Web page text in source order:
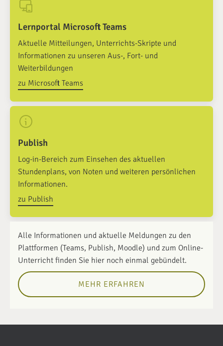
Lernportal Microsoft Teams
Aktuelle Mitteilungen, Unterrichts-Skripte und
Informationen zu unseren Aus-, Fort- und
Weiterbildungen
zu Microsoft Teams
Publish
Log-in-Bereich zum Einsehen des aktuellen
Stundenplans, von Noten und weiteren persönlichen
Informationen.
zu Publish
Alle Informationen und aktuelle Meldungen zu den
Plattformen (Teams, Publish, Moodle) und zum Online-
Unterricht finden Sie hier noch einmal gebündelt.
MEHR ERFAHREN